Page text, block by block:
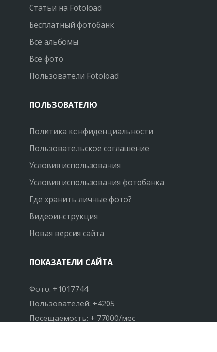
Статьи на Fotoload
Бесплатный фотобанк
Все альбомы
Все фото
Пользователи Fotoload
ПОЛЬЗОВАТЕЛЮ
Политика конфиденциальности
Пользовательское соглашение
Условия использования
Условия использования фотобанка
Где хранить личные фото?
Видеоинструкция
Новая версия сайта
ПОКАЗАТЕЛИ САЙТА
Фото: +1017744
Пользователей: +4205
Посещаемость: + 77000/мес